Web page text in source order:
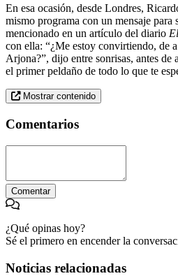
En esa ocasión, desde Londres,
mismo programa con un mensaje para
mencionado en un artículo del diario
con ella: “¿Me estoy convirtiendo, de
Arjona?”, dijo entre sonrisas, antes de
el primer peldaño de todo lo que te
Mostrar contenido
Comentarios
Comentar
¿Qué opinas hoy?
Sé el primero en encender la
Noticias relacionadas